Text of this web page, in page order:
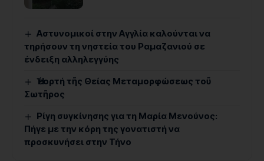
Αστυνομικοί στην Αγγλία καλούνται να
τηρήσουν τη νηστεία του Ραμαζανιού σε
ένδειξη αλληλεγγύης
Ἡ ἑορτή τῆς Θείας Μεταμορφώσεως τοῦ
Σωτῆρος
Ρίγη συγκίνησης για τη Μαρία Μενούνος:
Πήγε με την κόρη της γονατιστή να
προσκυνήσει στην Τήνο